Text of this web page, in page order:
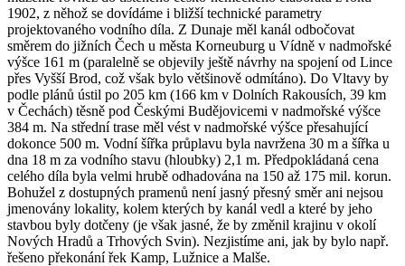
1902, z něhož se dovídáme i bližší technické parametry
projektovaného vodního díla. Z Dunaje měl kanál odbočovat
směrem do jižních Čech u města Korneuburg u Vídně v nadmořské
výšce 161 m (paralelně se objevily ještě návrhy na spojení od Lince
přes Vyšší Brod, což však bylo většinově odmítáno). Do Vltavy by
podle plánů ústil po 205 km (166 km v Dolních Rakousích, 39 km
v Čechách) těsně pod Českými Budějovicemi v nadmořské výšce
384 m. Na střední trase měl vést v nadmořské výšce přesahující
dokonce 500 m. Vodní šířka průplavu byla navržena 30 m a šířka u
dna 18 m za vodního stavu (hloubky) 2,1 m. Předpokládaná cena
celého díla byla velmi hrubě odhadována na 150 až 175 mil. korun.
Bohužel z dostupných pramenů není jasný přesný směr ani nejsou
jmenovány lokality, kolem kterých by kanál vedl a které by jeho
stavbou byly dotčeny (je však jasné, že by změnil krajinu v okolí
Nových Hradů a Trhových Svin). Nezjistíme ani, jak by bylo např.
řešeno překonání řek Kamp, Lužnice a Malše.